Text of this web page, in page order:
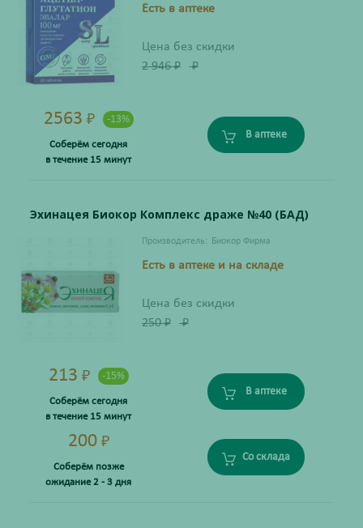
Есть в аптеке
Цена без скидки
2 946₽ ₽
2563 ₽ -13%
Соберём сегодня
в течение 15 минут
В аптеке
Эхинацея Биокор Комплекс драже №40 (БАД)
Производитель: Биокор Фирма
Есть в аптеке и на складе
Цена без скидки
250₽ ₽
213 ₽ -15%
Соберём сегодня
в течение 15 минут
В аптеке
200 ₽
Соберём позже
ожидание 2 - 3 дня
Со склада